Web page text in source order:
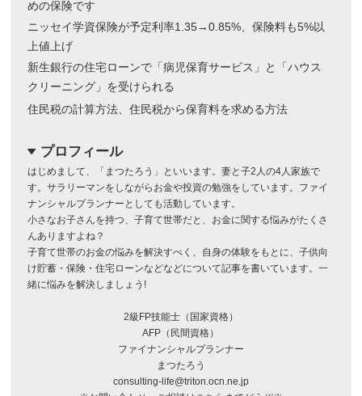
めの保険です
ニッセイ学資保険が予定利率1.35→0.85%、保険料も5%以
上値上げ
新生銀行の住宅ローンで「病児保育サービス」と「ハウス
クリーニング」を受けられる
住民税の計算方法、住民税から保育料を求める方法
dropdown プロフィール
はじめまして、「まつたろう」といいます。妻と子2人の4人家族で
す。サラリーマンをしながらお金や投資の勉強をしています。ファイ
ナンシャルプランナーとしても活動しています。
小さなお子さんを持つ、子育て世帯だと、お金に関する悩みがたくさ
んありますよね？
子育て世帯のお金の悩みを解決すべく、自身の体験をもとに、子供向
け貯蓄・保険・住宅ローンなどなどについて記事を書いています。一
緒に悩みを解決しましょう!
2級FP技能士（国家資格）
AFP（民間資格）
ファイナンシャルプランナー
まつたろう
consulting-life@triton.ocn.ne.jp